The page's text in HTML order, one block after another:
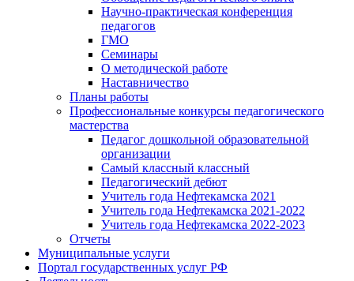
Научно-практическая конференция
педагогов
ГМО
Семинары
О методической работе
Наставничество
Планы работы
Профессиональные конкурсы педагогического
мастерства
Педагог дошкольной образовательной
организации
Самый классный классный
Педагогический дебют
Учитель года Нефтекамска 2021
Учитель года Нефтекамска 2021-2022
Учитель года Нефтекамска 2022-2023
Отчеты
Муниципальные услуги
Портал государственных услуг РФ